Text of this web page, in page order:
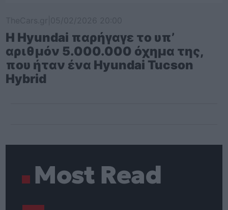
Η Hyundai παρήγαγε το υπ’
αριθμόν 5.000.000 όχημα της,
που ήταν ένα Hyundai Tucson
Hybrid
Most Read